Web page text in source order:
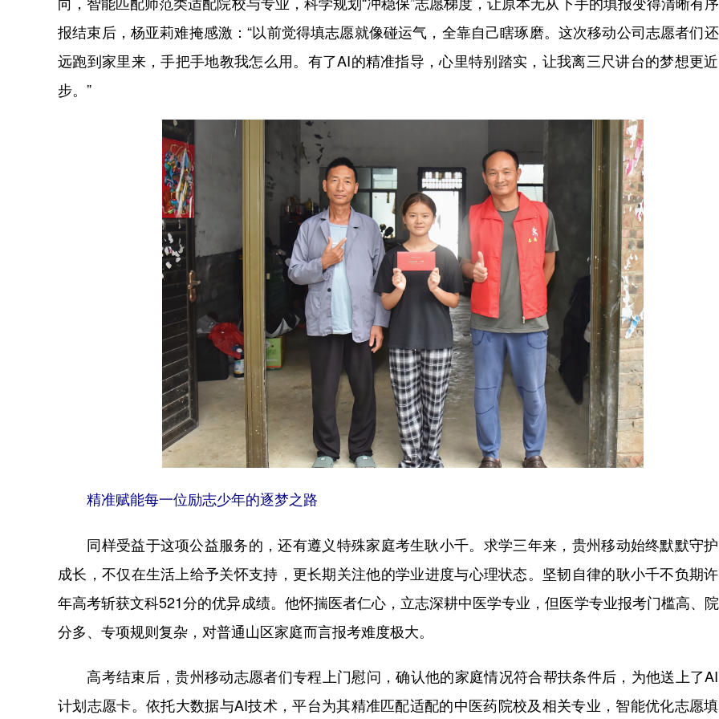
报结束后，杨亚莉难掩感激：“以前觉得填志愿就像碰运气，全靠自己瞎琢磨。这次移动公司志愿者们
远跑到家里来，手把手地教我怎么用。有了AI的精准指导，心里特别踏实，让我离三尺讲台的梦想更
步。”
精准赋能每一位励志少年的逐梦之路
同样受益于这项公益服务的，还有遵义特殊家庭考生耿小千。求学三年来，贵州移动始终默默守
成长，不仅在生活上给予关怀支持，更长期关注他的学业进度与心理状态。坚韧自律的耿小千不负期
年高考斩获文科521分的优异成绩。他怀揣医者仁心，立志深耕中医学专业，但医学专业报考门槛高、
分多、专项规则复杂，对普通山区家庭而言报考难度极大。
高考结束后，贵州移动志愿者们专程上门慰问，确认他的家庭情况符合帮扶条件后，为他送上了
计划志愿卡。依托大数据与AI技术，平台为其精准匹配适配的中医药院校及相关专业，智能优化志愿